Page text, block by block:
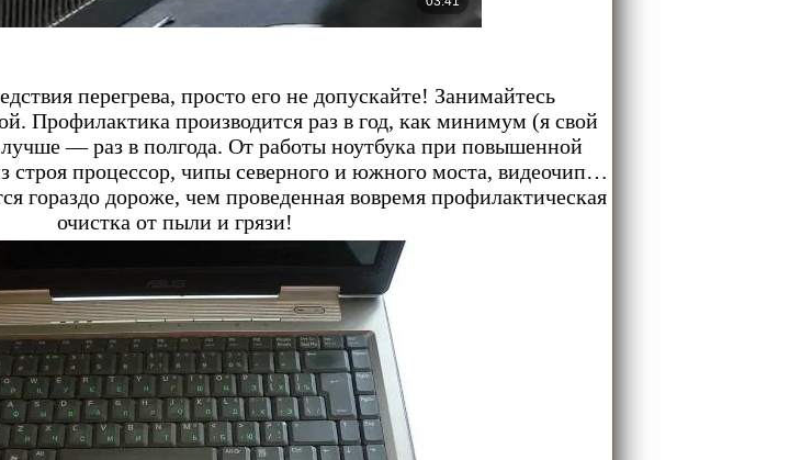
перегрева, просто его не допускайте! Занимайтесь
Профилактика производится раз в год, как минимум (я свой
— раз в полгода. От работы ноутбука при повышенной
строя процессор, чипы северного и южного моста, видеочип…
гораздо дороже, чем проведенная вовремя профилактическая
очистка от пыли и грязи!